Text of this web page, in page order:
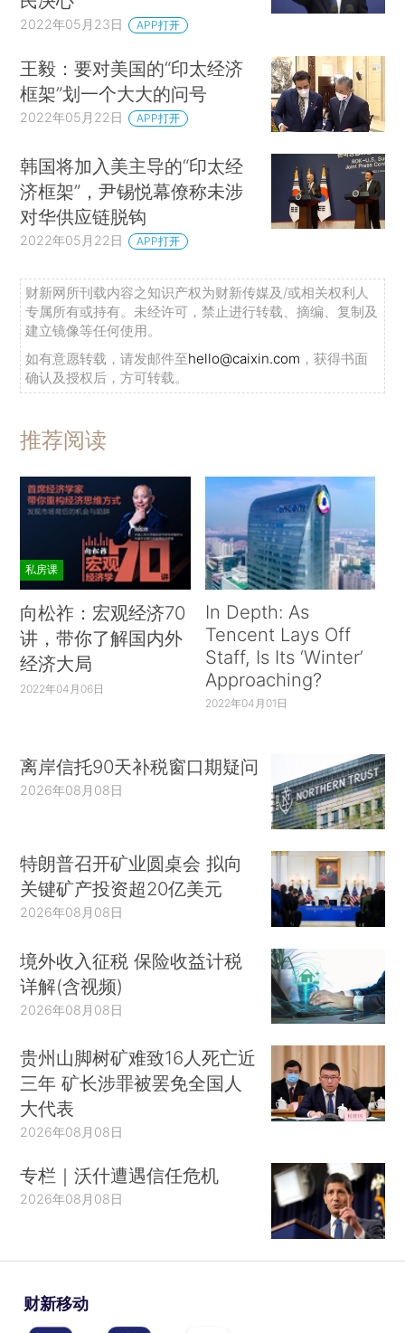
2022年05月23日 APP打开
王毅：要对美国的“印太经济
框架”划一个大大的问号
2022年05月22日 APP打开
韩国将加入美主导的“印太经
济框架”，尹锡悦幕僚称未涉
对华供应链脱钩
2022年05月22日 APP打开
财新网所刊载内容之知识产权为财新传媒及/或相关权利人
专属所有或持有。未经许可，禁止进行转载、摘编、复制及
建立镜像等任何使用。
如有意愿转载，请发邮件至hello@caixin.com ，获得书面
确认及授权后，方可转载。
推荐阅读
私房课
向松祚：宏观经济70
讲，带你了解国内外
经济大局
2022年04月06日
In Depth: As
Tencent Lays Off
Staff, Is Its ‘Winter’
Approaching?
2022年04月01日
离岸信托90天补税窗口期疑问
2026年08月08日
特朗普召开矿业圆桌会 拟向
关键矿产投资超20亿美元
2026年08月08日
境外收入征税 保险收益计税
详解(含视频)
2026年08月08日
贵州山脚树矿难致16人死亡近
三年 矿长涉罪被罢免全国人
大代表
2026年08月08日
专栏｜沃什遭遇信任危机
2026年08月08日
财新移动